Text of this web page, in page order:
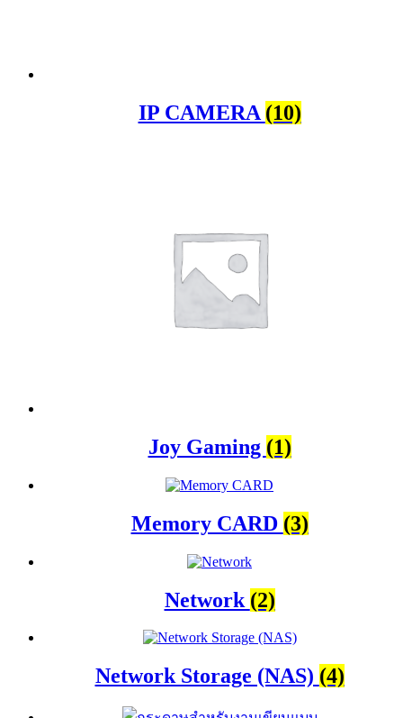
IP CAMERA (10)
Joy Gaming (1)
Memory CARD (3)
Network (2)
Network Storage (NAS) (4)